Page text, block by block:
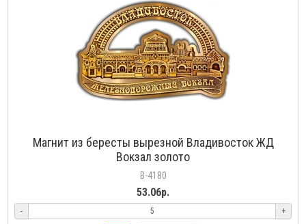
Магнит из бересты вырезной Владивосток ЖД
Вокзал золото
В-4180
53.06р.
- +